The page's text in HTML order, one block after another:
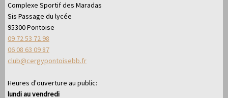
Complexe Sportif des Maradas
Sis Passage du lycée
95300 Pontoise
09 72 53 72 98
06 08 63 09 87
club@cergypontoisebb.fr
Heures d'ouverture au public:
lundi au vendredi